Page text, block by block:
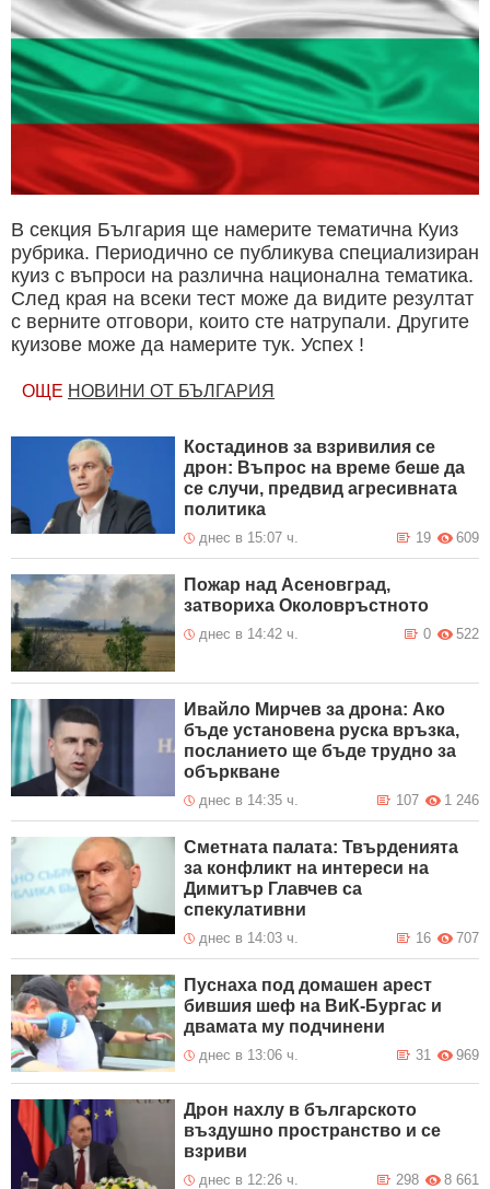
В секция България ще намерите тематична Куиз
рубрика. Периодично се публикува специализиран
куиз с въпроси на различна национална тематика.
След края на всеки тест може да видите резултат
с верните отговори, които сте натрупали. Другите
куизове може да намерите тук. Успех !
ОЩЕ НОВИНИ ОТ БЪЛГАРИЯ
Костадинов за взривилия се
дрон: Въпрос на време беше да
се случи, предвид агресивната
политика
днес в 15:07 ч. 609
19
Пожар над Асеновград,
затвориха Околовръстното
днес в 14:42 ч. 522
0
Ивайло Мирчев за дрона: Ако
бъде установена руска връзка,
посланието ще бъде трудно за
объркване
днес в 14:35 ч. 1 246
107
Сметната палата: Твърденията
за конфликт на интереси на
Димитър Главчев са
спекулативни
днес в 14:03 ч. 707
16
Пуснаха под домашен арест
бившия шеф на ВиК-Бургас и
двамата му подчинени
днес в 13:06 ч. 969
31
Дрон нахлу в българското
въздушно пространство и се
взриви
днес в 12:26 ч. 8 661
298